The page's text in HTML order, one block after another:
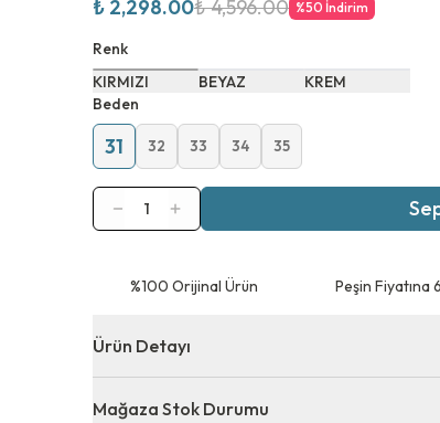
₺ 2,298.00₺ 4,596.00 %50 İndirim
Renk
KIRMIZI
BEYAZ
KREM
Beden
31 32 33 34 35
1
⁠%100 Orijinal Ürün Peşin Fiyatına
Ürün Detayı
Mağaza Stok Durumu